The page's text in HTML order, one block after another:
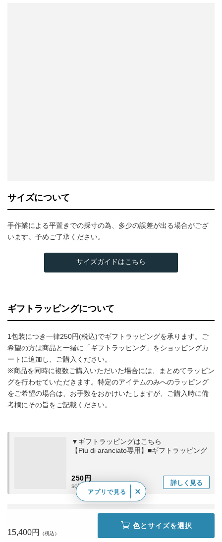
サイズについて
手作業による平置きでの採寸の為、多少の誤差が出る場合がござ
います。予めご了承ください。
サイズガイドはこちら
ギフトラッピングについて
1包装につき一律250円(税込)でギフトラッピングを承ります。ご
希望の方は商品と一緒に「ギフトラッピング」をショッピングカ
ートに追加し、ご購入ください。
※商品を同時に複数ご購入いただいた場合には、まとめてラッピン
グを行わせていただきます。特定のアイテムのみへのラッピング
をご希望の場合は、お手数をおかけいたしますが、ご購入時に備
考欄にその旨をご記載ください。
▼ギフトラッピングはこちら
【Piu di aranciato専用】■ギフトラッピング
250円
sold out 詳しく 見る
15,400円
色とサイズを選択
アプリで見る